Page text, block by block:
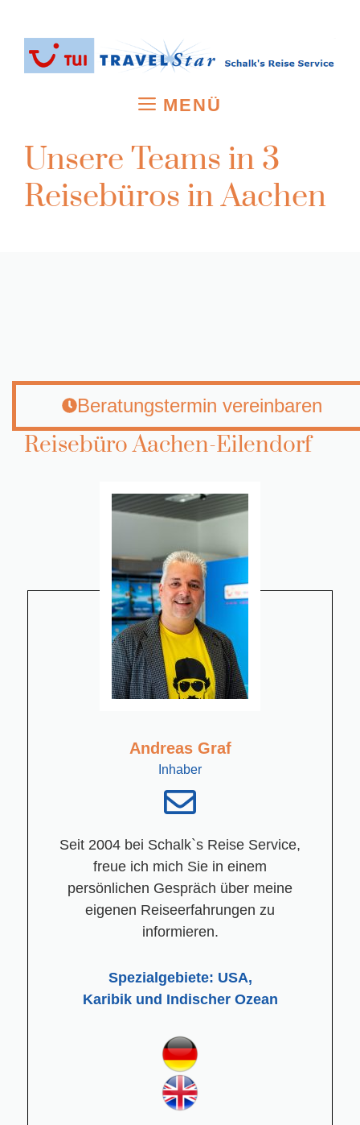
Inhalt
springen
MENÜ
Unsere Teams in 3
Reisebüros in Aachen
Beratungstermin vereinbaren
Reisebüro Aachen-Eilendorf
Andreas Graf
Inhaber
Seit 2004 bei Schalk`s Reise Service,
freue ich mich Sie in einem
persönlichen Gespräch über meine
eigenen Reiseerfahrungen zu
informieren.
Spezialgebiete: USA,
Karibik und Indischer Ozean